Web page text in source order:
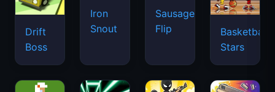
Drift
Boss
Iron
Snout
Sausage
Flip
Basketball
Stars